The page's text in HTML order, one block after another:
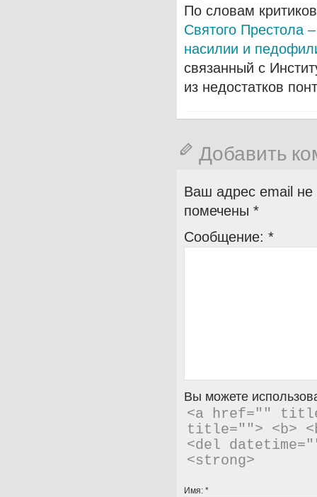
По словам
Святого Престола
насилии и
связанный с
из недостатков
Добавить
Ваш адрес email не
помечены *
Сообщение: *
Вы можете
<a href=""
title=""> <b>
<del
<strong>
Имя: *